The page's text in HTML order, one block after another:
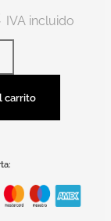
IVA incluido
carrito